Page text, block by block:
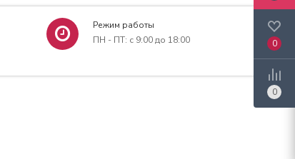
Режим работы
ПН - ПТ: с 9:00 до 18:00
0
0